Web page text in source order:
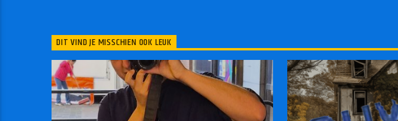
DIT VIND JE MISSCHIEN OOK LEUK